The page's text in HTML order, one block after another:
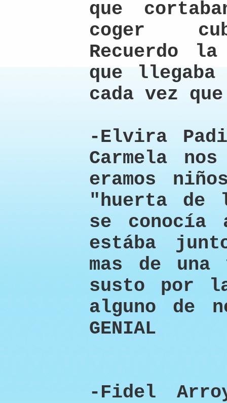
que
coger
Recuerdo
que
cada vez
-Elvira
Carmela
eramos
"huerta de
se conocía
estába
mas de
susto por
alguno de
GENIAL
-Fidel